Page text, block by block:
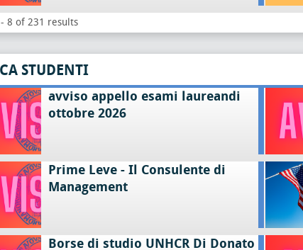
8 of 231 results
STUDENTI
avviso appello esami laureandi
ottobre 2026
Prime Leve - Il Consulente di
Management
Borse di studio UNHCR Di Donato